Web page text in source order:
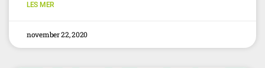
LES MER
november 22, 2020